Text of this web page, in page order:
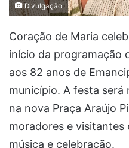
Divulgação
Coração de Maria
início da programação
aos 82 anos de
município. A festa será
na nova Praça Araújo
moradores e visitantes
música e celebração.